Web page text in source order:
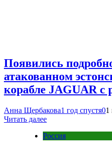
Появились
атакованном
корабле JAGUAR с
Анна Щербакова1 год спустя01
Читать далее
Россия